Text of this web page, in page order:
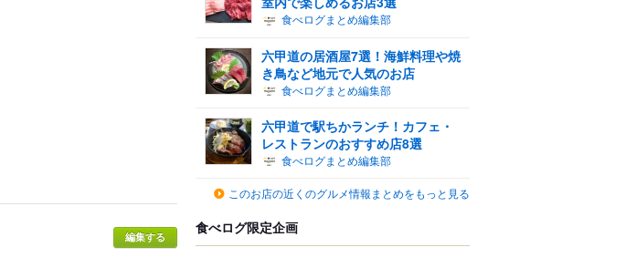
食べログまとめ編集部
六甲道の居酒屋7選！海鮮料理や焼
き鳥など地元で人気のお店
食べログまとめ編集部
六甲道で駅ちかランチ！カフェ・
レストランのおすすめ店8選
食べログまとめ編集部
このお店の近くのグルメ情報まとめをもっと見る
食べログ限定企画